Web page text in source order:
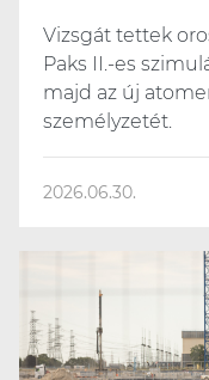
Vizsgát tettek
Paks II.-es
majd az új
személyzetét.
2026.06.30.